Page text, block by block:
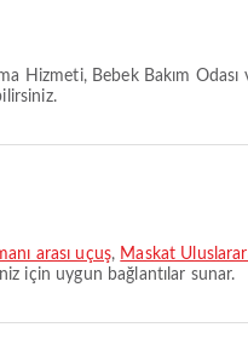
Hizmeti, Bebek Bakım Odası
arası uçuş, Maskat
için uygun bağlantılar sunar.